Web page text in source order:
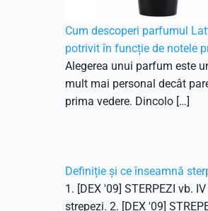
Cum descoperi parfumul
potrivit în funcție de notele
Alegerea unui parfum este
mult mai personal decât
prima vedere. Dincolo […]
Definiție și ce înseamnă
1. [DEX '09] STERPEZI vb. IV
strepezi. 2. [DEX '09]